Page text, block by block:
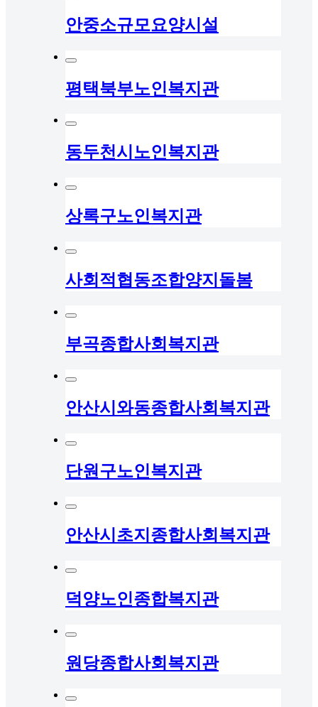
안중소규모요양시설
평택북부노인복지관
동두천시노인복지관
상록구노인복지관
사회적협동조합양지돌봄
부곡종합사회복지관
안산시와동종합사회복지관
단원구노인복지관
안산시초지종합사회복지관
덕양노인종합복지관
원당종합사회복지관